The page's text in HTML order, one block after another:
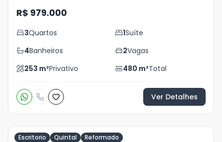
R$ 979.000
3Quartos 1Suíte
4Banheiros 2Vagas
253 m²Privativo 480 m²Total
Ver Detalhes
Escritorio Quintal Reformado